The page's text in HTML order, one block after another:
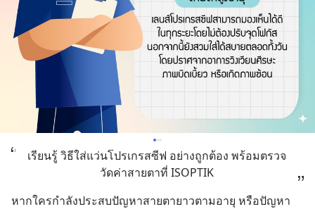
เรียนรู้ วิธีใส่แว่นโปรเกรสซีฟ อย่างถูกต้อง พร้อมตรวจ
วัดค่าสายตาที่ ISOPTIK
หากใครกำลังประสบปัญหาสายตายาวตามอายุ หรือปัญหา